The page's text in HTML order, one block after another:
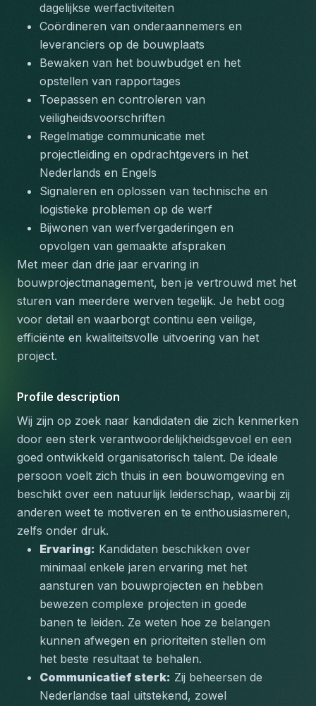
dagelijkse werfactiviteiten
Coördineren van onderaannemers en
leveranciers op de bouwplaats
Bewaken van het bouwbudget en het
opstellen van rapportages
Toepassen en controleren van
veiligheidsvoorschriften
Regelmatige communicatie met
projectleiding en opdrachtgevers in het
Nederlands en Engels
Signaleren en oplossen van technische en
logistieke problemen op de werf
Bijwonen van werfvergaderingen en
opvolgen van gemaakte afspraken
Met meer dan drie jaar ervaring in
bouwprojectmanagement, ben je vertrouwd met het
sturen van meerdere werven tegelijk. Je hebt oog
voor detail en waarborgt continu een veilige,
efficiënte en kwaliteitsvolle uitvoering van het
project.
Profile description
Wij zijn op zoek naar kandidaten die zich kenmerken
door een sterk verantwoordelijkheidsgevoel en een
goed ontwikkeld organisatorisch talent. De ideale
persoon voelt zich thuis in een bouwomgeving en
beschikt over een natuurlijk leiderschap, waarbij zij
anderen weet te motiveren en te enthousiasmeren,
zelfs onder druk.
Ervaring: Kandidaten beschikken over
minimaal enkele jaren ervaring met het
aansturen van bouwprojecten en hebben
bewezen complexe projecten in goede
banen te leiden. Ze weten hoe ze belangen
kunnen afwegen en prioriteiten stellen om
het beste resultaat te behalen.
Communicatief sterk: Zij beheersen de
Nederlandse taal uitstekend, zowel